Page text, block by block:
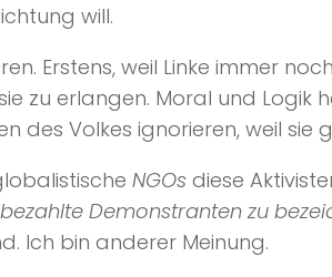
will.
Erstens, weil Linke immer
zu erlangen. Moral und Logik
des Volkes ignorieren, weil sie
NGOs diese
Demonstranten zu
Ich bin anderer Meinung.